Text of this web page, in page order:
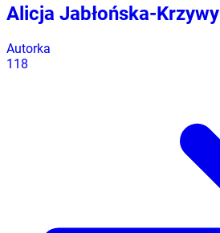
Alicja Jabłońska-Krzywy
Autorka
118